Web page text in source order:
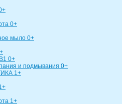
0+
мыло 0+
0+
и подмывания 0+
1+
1+